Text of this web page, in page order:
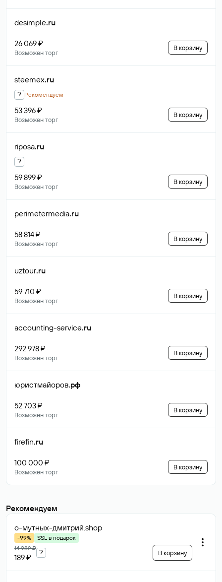
desimple.ru
26 069 ₽
Возможен торг
В корзину
steemex.ru
? Рекомендуем
53 396 ₽
Возможен торг
В корзину
riposa.ru
?
59 899 ₽
Возможен торг
В корзину
perimetermedia.ru
58 814 ₽
Возможен торг
В корзину
uztour.ru
59 710 ₽
Возможен торг
В корзину
accounting-service.ru
292 978 ₽
Возможен торг
В корзину
юристмайоров.рф
52 703 ₽
Возможен торг
В корзину
firefin.ru
100 000 ₽
Возможен торг
В корзину
Рекомендуем
о-мутных-дмитрий.shop
-99%
SSL в подарок
14 982 ₽
189 ₽
? В корзину